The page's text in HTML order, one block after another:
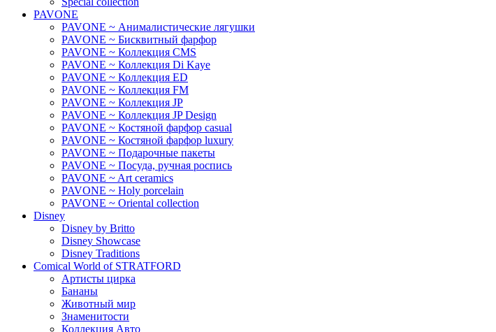
PAVONE
PAVONE ~ Анималистические лягушки
PAVONE ~ Бисквитный фарфор
PAVONE ~ Коллекция CMS
PAVONE ~ Коллекция Di Kaye
PAVONE ~ Коллекция ED
PAVONE ~ Коллекция FM
PAVONE ~ Коллекция JP
PAVONE ~ Коллекция JP Design
PAVONE ~ Костяной фарфор casual
PAVONE ~ Костяной фарфор luxury
PAVONE ~ Подарочные пакеты
PAVONE ~ Посуда, ручная роспись
PAVONE ~ Art ceramics
PAVONE ~ Holy porcelain
PAVONE ~ Oriental collection
Disney
Disney by Britto
Disney Showcase
Disney Traditions
Comical World of STRATFORD
Артисты цирка
Бананы
Животный мир
Знаменитости
Коллекция Авто